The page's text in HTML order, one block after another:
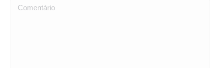
Comentário